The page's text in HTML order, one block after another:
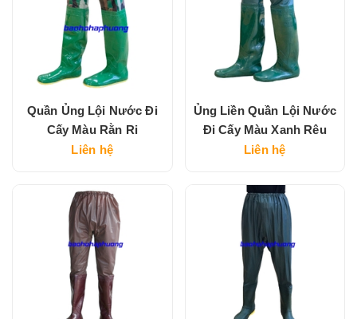
Quần Ủng Lội Nước Đi
Cấy Màu Rằn Ri
Liên hệ
Ủng Liền Quần Lội Nước
Đi Cấy Màu Xanh Rêu
Liên hệ